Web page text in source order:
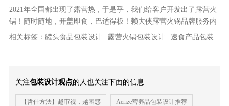
2021年全国都出现了露营热，于是乎，我们给客户开发出了露营火
锅！随时随地，开盖即食，巴适得板！赖大侠露营火锅品牌服务内
容:火锅包装设计，露营火锅包装......
相关标签：罐头食品包装设计 露营火锅包装设计 |速食产品包装
关注包装设计观点的人也关注下面的信息
【哲仕方法】越审视，越困惑 Aerize营养品包装设计推荐